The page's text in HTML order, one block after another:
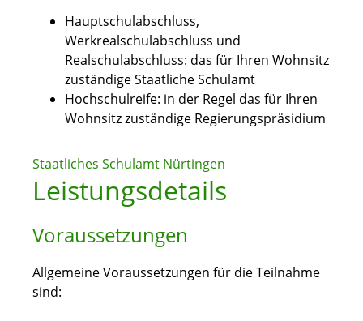
Hauptschulabschluss,
Werkrealschulabschluss und
Realschulabschluss: das für Ihren Wohnsitz
zuständige Staatliche Schulamt
Hochschulreife: in der Regel das für Ihren
Wohnsitz zuständige Regierungspräsidium
Staatliches Schulamt Nürtingen
Leistungsdetails
Voraussetzungen
Allgemeine Voraussetzungen für die Teilnahme
sind: